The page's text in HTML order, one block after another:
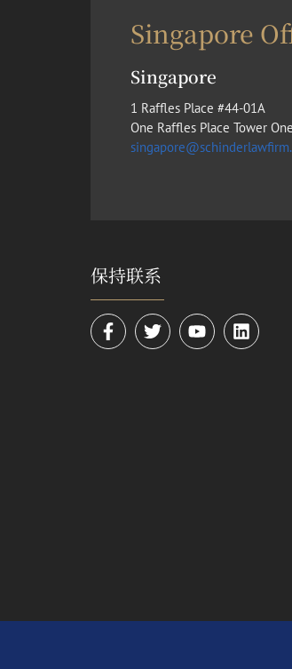
Singapore
Singapore
1 Raffles Place #44-01A
One Raffles Place Tower
保持联系
F
a
T
w
Y
o
L
i